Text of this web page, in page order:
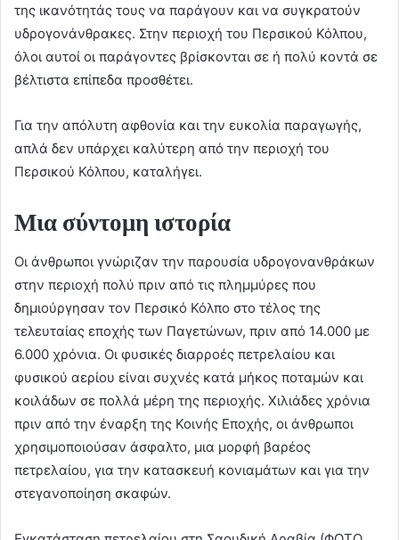
της ικανότητάς τους να παράγουν και να συγκρατούν
υδρογονάνθρακες. Στην περιοχή του Περσικού Κόλπου,
όλοι αυτοί οι παράγοντες βρίσκονται σε ή πολύ κοντά σε
βέλτιστα επίπεδα προσθέτει.
Για την απόλυτη αφθονία και την ευκολία παραγωγής,
απλά δεν υπάρχει καλύτερη από την περιοχή του
Περσικού Κόλπου, καταλήγει.
Μια σύντομη ιστορία
Οι άνθρωποι γνώριζαν την παρουσία υδρογονανθράκων
στην περιοχή πολύ πριν από τις πλημμύρες που
δημιούργησαν τον Περσικό Κόλπο στο τέλος της
τελευταίας εποχής των Παγετώνων, πριν από 14.000 με
6.000 χρόνια. Οι φυσικές διαρροές πετρελαίου και
φυσικού αερίου είναι συχνές κατά μήκος ποταμών και
κοιλάδων σε πολλά μέρη της περιοχής. Χιλιάδες χρόνια
πριν από την έναρξη της Κοινής Εποχής, οι άνθρωποι
χρησιμοποιούσαν άσφαλτο, μια μορφή βαρέος
πετρελαίου, για την κατασκευή κονιαμάτων και για την
στεγανοποίηση σκαφών.